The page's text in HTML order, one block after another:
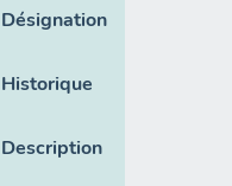
Désignation
Historique
Description